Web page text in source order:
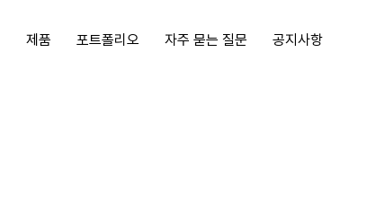
제품 포트폴리오 자주 묻는 질문 공지사항